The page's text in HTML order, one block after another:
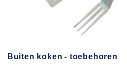
Buiten koken - toebehoren